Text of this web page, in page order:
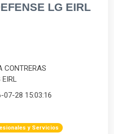
LG EIRL
CONTRERAS
EIRL
07-28 15:03:16
y Servicios